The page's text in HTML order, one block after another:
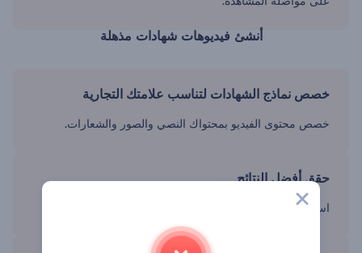
أنشئ فيديوهات شهادات مذهلة
خصص نماذج الشهادات لتناسب علامتك التجارية
خصص محتوى الفيديو بمحتواك النصي والصور والشعارات.
حقق أفضل النتائج
استخدم نماذجنا لإنتاج فيديوهات عالية الجودة تؤدي إلى النجاح.